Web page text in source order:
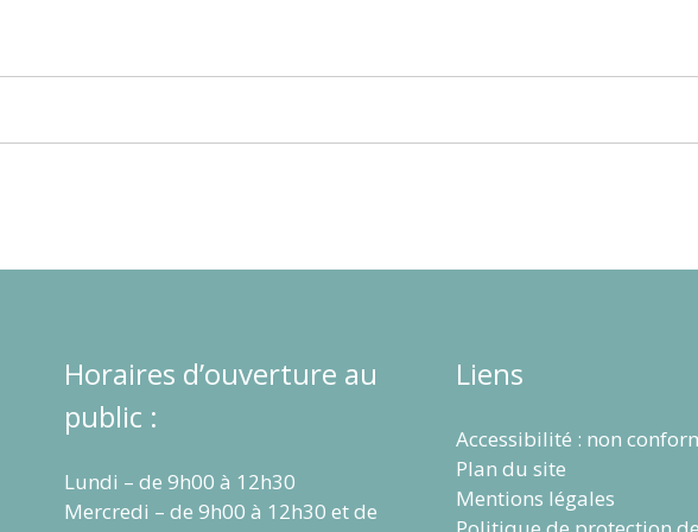
Horaires d’ouverture au
public :
Lundi – de 9h00 à 12h30
Mercredi – de 9h00 à 12h30 et de
Liens
Accessibilité : non
Plan du site
Mentions légales